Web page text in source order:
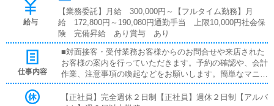
給与
【業務委託】月給 300,000円～【フルタイム勤務】月
給 172,800円～190,080円通勤手当 上限10,000円社会保
険 完備昇給 あり賞与 あり
仕事内容
■対面接客・受付業務お客様からのお問合せや来店された
お客様の案内を行っていただきます。予約の確認や、会計
作業、注意事項の喚起などをお願いします。簡単なマニュ
アルや、先輩スタッフに付いて業務内容を見ながら徐々に
覚えていただきますので、未経験の方でも安心して働けま
【正社員】完全週休２日制【正社員】週休２日制【アルバ